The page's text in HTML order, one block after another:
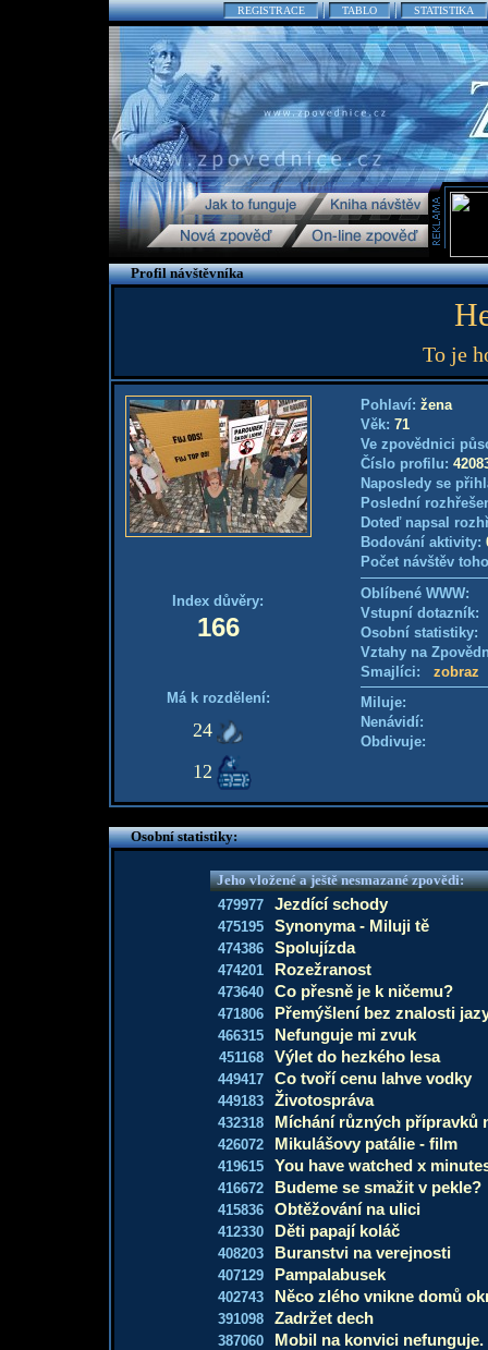
REGISTRACE TABLO STATISTIKA
Profil návštěvníka
To je
Index důvěry:
166
Má k rozdělení:
24
12
Pohlaví: žena
Věk: 71
Ve zpovědnici
Číslo profilu:
Naposledy se
Poslední
Doteď napsal
Bodování aktivity:
Počet návštěv
Oblíbené WWW:
Vstupní
Osobní
Vztahy na
Smajlíci: zobraz
Miluje:
Nenávidí:
Obdivuje:
Osobní statistiky:
Jeho vložené a ještě nesmazané zpovědi:
479977
Jezdící schody
475195 Synonyma - Miluji tě
474386 Spolujízda
474201 Rozežranost
473640 Co přesně je k ničemu?
471806 Přemýšlení bez znalosti
466315 Nefunguje mi zvuk
451168 Výlet do hezkého lesa
449417 Co tvoří cenu lahve vodky
449183 Životospráva
432318 Míchání různých přípravků
426072 Mikulášovy patálie - film
419615 You have watched x
416672 Budeme se smažit v pekle?
415836 Obtěžování na ulici
412330 Děti papají koláč
408203 Buranstvi na verejnosti
407129 Pampalabusek
402743 Něco zlého vnikne domů
391098 Zadržet dech
387060 Mobil na konvici nefunguje.